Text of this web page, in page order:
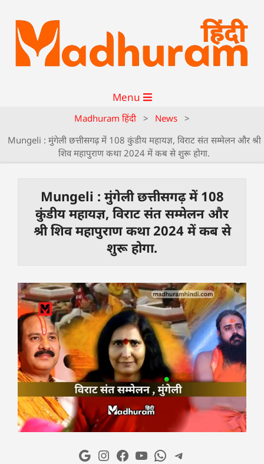
Menu
Madhuram हिंदी > News >
Mungeli : मुंगेली छत्तीसगढ़ में 108 कुंडीय महायज्ञ, विराट संत सम्मेलन और श्री
शिव महापुराण कथा 2024 में कब से शुरू होगा.
Mungeli : मुंगेली छत्तीसगढ़ में 108
कुंडीय महायज्ञ, विराट संत सम्मेलन और
श्री शिव महापुराण कथा 2024 में कब से
शुरू होगा.